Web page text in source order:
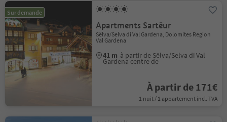
Sur demande
Apartments Sartëur
Sëlva/Selva di Val Gardena, Dolomites Region
Val Gardena
41 m à partir de Sëlva/Selva di Val
Gardena centre de
À partir de 171€
1 nuit / 1 appartement incl. TVA